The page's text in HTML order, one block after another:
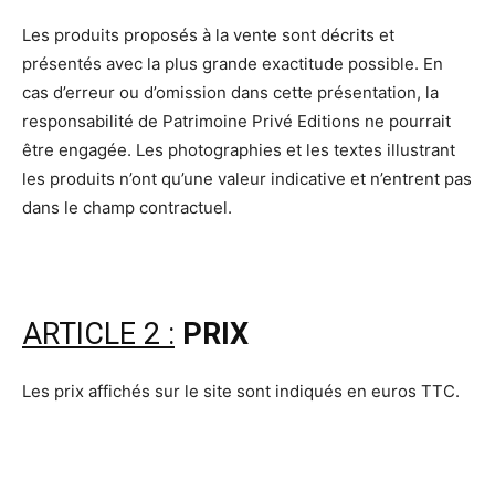
Les produits proposés à la vente sont décrits et
présentés avec la plus grande exactitude possible. En
cas d’erreur ou d’omission dans cette présentation, la
responsabilité de Patrimoine Privé Editions ne pourrait
être engagée. Les photographies et les textes illustrant
les produits n’ont qu’une valeur indicative et n’entrent pas
dans le champ contractuel.
ARTICLE 2 : PRIX
Les prix affichés sur le site sont indiqués en euros TTC.